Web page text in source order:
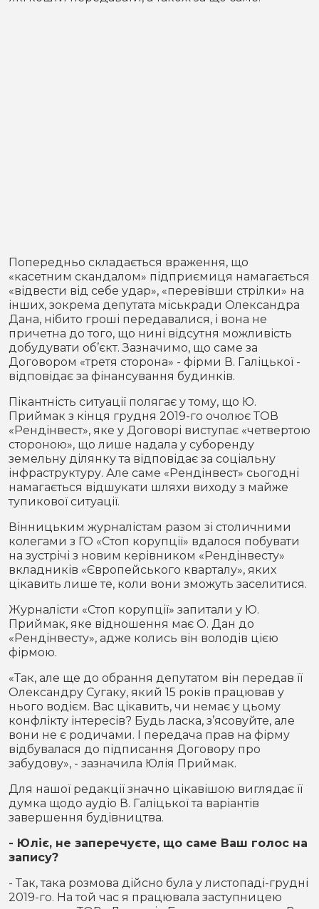
Попередньо складається враження, що
«касетним скандалом» підприємиця намагається
«відвести від себе удар», «перевівши стрілки» на
інших, зокрема депутата міськради Олександра
Дана, нібито гроші передавалися, і вона не
причетна до того, що нині відсутня можливість
добудувати об’єкт. Зазначимо, що саме за
Договором «третя сторона» - фірми В. Галіцької -
відповідає за фінансування будинків.
Пікантність ситуації полягає у тому, що Ю.
Приймак з кінця грудня 2019-го очолює ТОВ
«Рендінвест», яке у Договорі виступає «четвертою
стороною», що лише надала у суборенду
земельну ділянку та відповідає за соціальну
інфраструктуру. Але саме «Рендінвест» сьогодні
намагається відшукати шляхи виходу з майже
тупикової ситуації.
Вінницьким журналістам разом зі столичними
колегами з ГО «Стоп корупції» вдалося побувати
на зустрічі з новим керівником «Рендінвесту»
вкладників «Європейського кварталу», яких
цікавить лише те, коли вони зможуть заселитися.
Журналісти «Стоп корупції» запитали у Ю.
Приймак, яке відношення має О. Дан до
«Рендінвесту», адже колись він володів цією
фірмою.
«Так, але ще до обрання депутатом він передав її
Олександру Сугаку, який 15 років працював у
нього водієм. Вас цікавить, чи немає у цьому
конфлікту інтересів? Будь ласка, з’ясовуйте, але
вони не є родичами. І передача прав на фірму
відбувалася до підписання Договору про
забудову», - зазначила Юлія Приймак.
Для нашої редакції значно цікавішою виглядає її
думка щодо аудіо В. Галіцької та варіантів
завершення будівництва.
- Юліє, не заперечуєте, що саме Ваш голос на
запису?
- Так, така розмова дійсно була у листопаді-грудні
2019-го. На той час я працювала заступницею